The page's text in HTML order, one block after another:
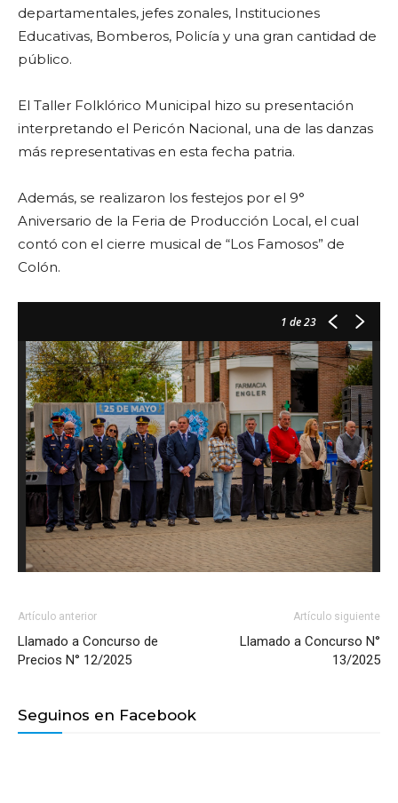
departamentales, jefes zonales, Instituciones
Educativas, Bomberos, Policía y una gran cantidad de
público.
El Taller Folklórico Municipal hizo su presentación
interpretando el Pericón Nacional, una de las danzas
más representativas en esta fecha patria.
Además, se realizaron los festejos por el 9°
Aniversario de la Feria de Producción Local, el cual
contó con el cierre musical de “Los Famosos” de
Colón.
1 de 23
Artículo anterior
Llamado a Concurso de
Precios N° 12/2025
Artículo siguiente
Llamado a Concurso N°
13/2025
Seguinos en Facebook